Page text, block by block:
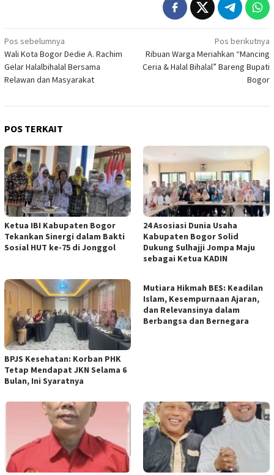
Navigasi
pos
Pos sebelumnya
Wali Kota Bogor Dedie A. Rachim
Gelar Halalbihalal Bersama
Relawan dan Masyarakat
Pos berikutnya
Ribuan Warga Meriahkan “Mancing
Ceria & Halal Bihalal” Bareng Bupati
Bogor
POS TERKAIT
Ketua IBI Kabupaten Bogor
Tekankan Sinergi dalam Bakti
Sosial HUT ke-75 di Jonggol
24 Asosiasi Dunia Usaha
Kabupaten Bogor Solid
Dukung Sulhajji Jompa Maju
sebagai Ketua KADIN
BPJS Kesehatan: Korban PHK
Tetap Mendapat JKN Selama 6
Bulan, Ini Syaratnya
Mutiara Hikmah BES: Keadilan
Islam, Kesempurnaan Ajaran,
dan Relevansinya dalam
Berbangsa dan Bernegara